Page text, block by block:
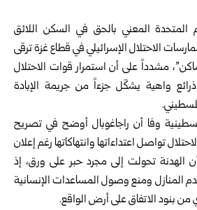
المتحدة المعني بالحق في السكن اللائق
الاحتلال الإسرائيلي في قطاع غزة ترقى
مشدداً على أن استمرار قوات الاحتلال
واهية يشكّل جزءاً من جريمة الإبادة
وفا أن راجاغوبال أوضح في تصريح
تواصل اعتداءاتها وانتهاكاتها رغم إعلان
الهدنة تحولت إلى مجرد حبر على ورق، إذ
المنازل ومنع وصول المساعدات الإنسانية
من بنود الاتفاق على أرض الواقع.